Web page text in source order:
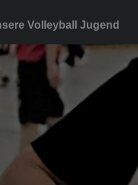
Volleyball Jugend